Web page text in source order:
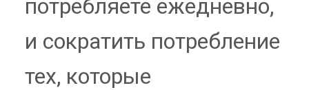
потребляете ежедневно,
и сократить потребление
тех, которые